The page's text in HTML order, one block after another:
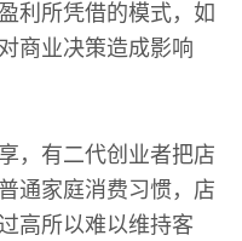
利所凭借的模式，如
商业决策造成影响
，有二代创业者把店
通家庭消费习惯，店
高所以难以维持客